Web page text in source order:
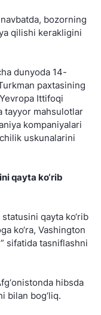
bozorning
qilishi kerakligini
dunyoda 14-
paxtasining
Ittifoqi
tayyor mahsulotlar
kompaniyalari
uskunalarini
qayta ko‘rib
qayta ko‘rib
ko‘ra, Vashington
sifatida tasniflashni
hibsda
bilan bog‘liq.